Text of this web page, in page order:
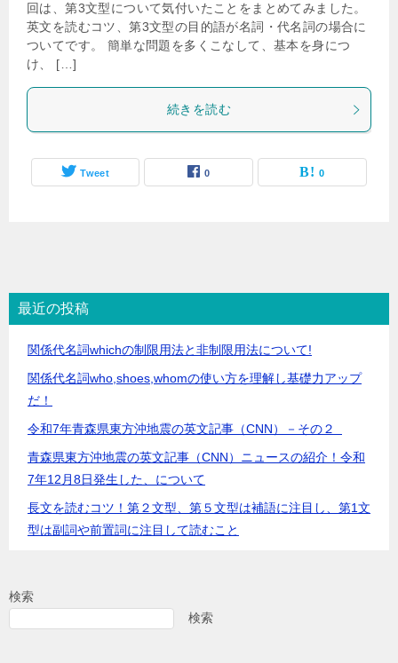
回は、第3文型について気付いたことをまとめてみました。
英文を読むコツ、第3文型の目的語が名詞・代名詞の場合に
ついてです。 簡単な問題を多くこなして、基本を身につ
け、 […]
続きを読む
Tweet 0 0
最近の投稿
関係代名詞whichの制限用法と非制限用法について!
関係代名詞who,shoes,whomの使い方を理解し基礎力アップ
だ！
令和7年青森県東方沖地震の英文記事（CNN）－その２
青森県東方沖地震の英文記事（CNN）ニュースの紹介！令和
7年12月8日発生した、について
長文を読むコツ！第２文型、第５文型は補語に注目し、第1文
型は副詞や前置詞に注目して読むこと
検索
検索